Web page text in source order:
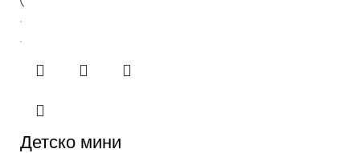
Детско мини